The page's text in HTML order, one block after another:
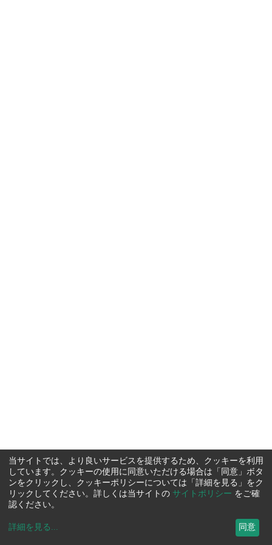
当サイトでは、より良いサービスを提供するため、クッキーを利用
しています。クッキーの使用に同意いただける場合は「同意」ボタ
ンをクリックし、クッキーポリシーについては「詳細を見る」をク
リックしてください。詳しくは当サイトの サイトポリシー をご確
認ください。
詳細を見る ... 同意